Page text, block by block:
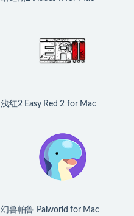
浅红2 Easy Red 2 for Mac
幻兽帕鲁 Palworld for Mac